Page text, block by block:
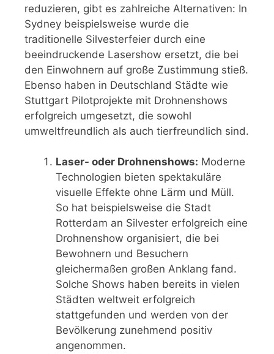
reduzieren, gibt es zahlreiche Alternativen: In
Sydney beispielsweise wurde die
traditionelle Silvesterfeier durch eine
beeindruckende Lasershow ersetzt, die bei
den Einwohnern auf große Zustimmung stieß.
Ebenso haben in Deutschland Städte wie
Stuttgart Pilotprojekte mit Drohnenshows
erfolgreich umgesetzt, die sowohl
umweltfreundlich als auch tierfreundlich sind.
Laser- oder Drohnenshows: Moderne
Technologien bieten spektakuläre
visuelle Effekte ohne Lärm und Müll.
So hat beispielsweise die Stadt
Rotterdam an Silvester erfolgreich eine
Drohnenshow organisiert, die bei
Bewohnern und Besuchern
gleichermaßen großen Anklang fand.
Solche Shows haben bereits in vielen
Städten weltweit erfolgreich
stattgefunden und werden von der
Bevölkerung zunehmend positiv
angenommen.